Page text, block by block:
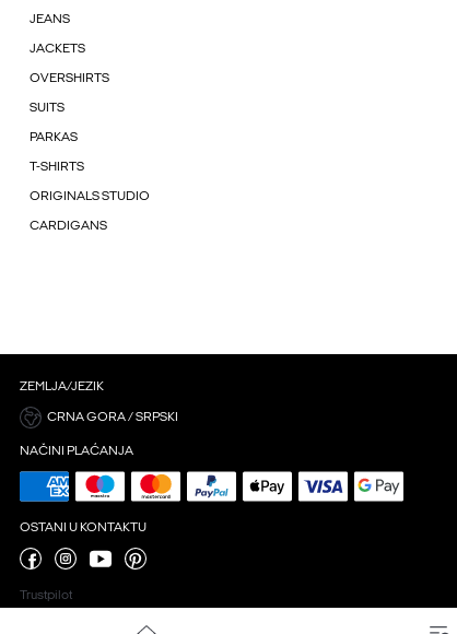
JEANS
JACKETS
OVERSHIRTS
SUITS
PARKAS
T-SHIRTS
ORIGINALS STUDIO
CARDIGANS
ZEMLJA/JEZIK
CRNA GORA / SRPSKI
NAČINI PLAĆANJA
OSTANI U KONTAKTU
Trustpilot